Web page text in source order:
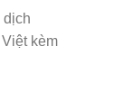
dịch
kèm